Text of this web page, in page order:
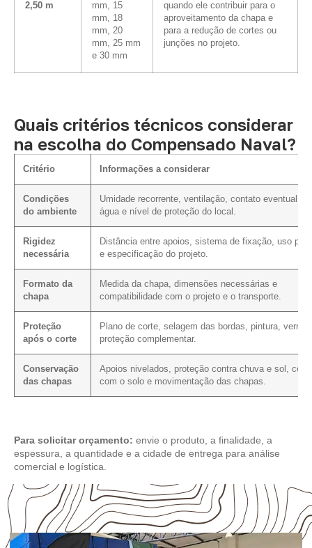
2,50 m
mm, 15
mm, 18
mm, 20
mm, 25 mm
e 30 mm
quando ele contribuir para o
aproveitamento da chapa e
para a redução de cortes ou
junções no projeto.
Quais critérios técnicos considerar
na escolha do Compensado Naval?
Critério Informações a considerar
Condições
do ambiente
Umidade recorrente, ventilação, contato eventual
água e nível de proteção do local.
Rigidez
necessária
Distância entre apoios, sistema de fixação, uso
e especificação do projeto.
Formato da
chapa
Medida da chapa, dimensões necessárias e
compatibilidade com o projeto e o transporte.
Proteção
após o corte
Plano de corte, selagem das bordas, pintura, verniz
proteção complementar.
Conservação
das chapas
Apoios nivelados, proteção contra chuva e sol,
com o solo e movimentação das chapas.
Para solicitar orçamento: envie o produto, a finalidade, a
espessura, a quantidade e a cidade de entrega para análise
comercial e logística.